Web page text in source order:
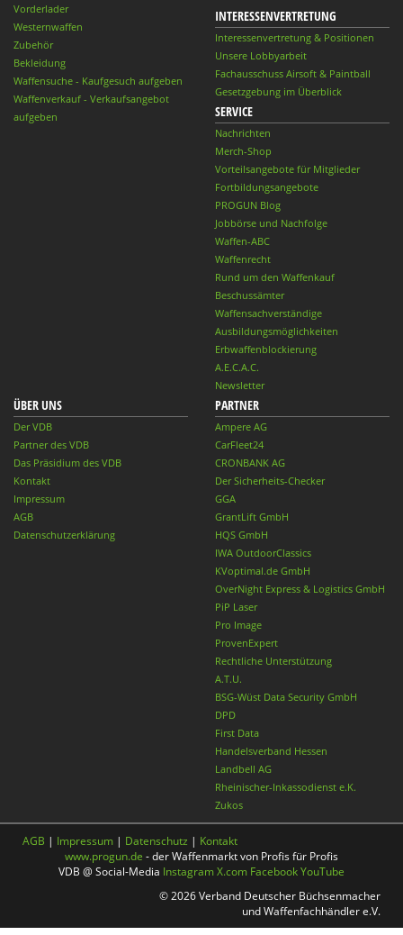
Vorderlader
Westernwaffen
Zubehör
Bekleidung
Waffensuche - Kaufgesuch aufgeben
Waffenverkauf - Verkaufsangebot
aufgeben
INTERESSENVERTRETUNG
Interessenvertretung & Positionen
Unsere Lobbyarbeit
Fachausschuss Airsoft & Paintball
Gesetzgebung im Überblick
SERVICE
Nachrichten
Merch-Shop
Vorteilsangebote für Mitglieder
Fortbildungsangebote
PROGUN Blog
Jobbörse und Nachfolge
Waffen-ABC
Waffenrecht
Rund um den Waffenkauf
Beschussämter
Waffensachverständige
Ausbildungsmöglichkeiten
Erbwaffenblockierung
A.E.C.A.C.
Newsletter
ÜBER UNS
Der VDB
Partner des VDB
Das Präsidium des VDB
Kontakt
Impressum
AGB
Datenschutzerklärung
PARTNER
Ampere AG
CarFleet24
CRONBANK AG
Der Sicherheits-Checker
GGA
GrantLift GmbH
HQS GmbH
IWA OutdoorClassics
KVoptimal.de GmbH
OverNight Express & Logistics GmbH
PiP Laser
Pro Image
ProvenExpert
Rechtliche Unterstützung
A.T.U.
BSG-Wüst Data Security GmbH
DPD
First Data
Handelsverband Hessen
Landbell AG
Rheinischer-Inkassodienst e.K.
Zukos
AGB | Impressum | Datenschutz | Kontakt
www.progun.de - der Waffenmarkt von Profis für Profis
VDB @ Social-Media InstagramX.com FacebookYouTube
© 2026 Verband Deutscher Büchsenmacher
und Waffenfachhändler e.V.